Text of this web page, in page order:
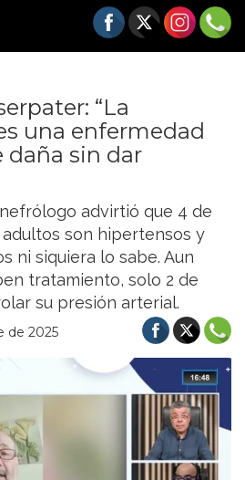
“La
una enfermedad
daña sin dar
advirtió que 4 de
son hipertensos y
ni siquiera lo sabe. Aun
tratamiento, solo 2 de
su presión arterial.
de 2025